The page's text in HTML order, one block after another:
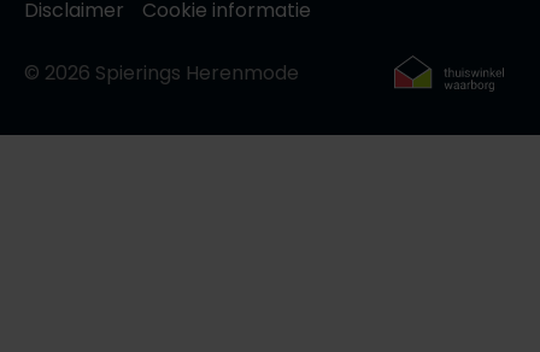
Disclaimer Cookie informatie
© 2026 Spierings Herenmode